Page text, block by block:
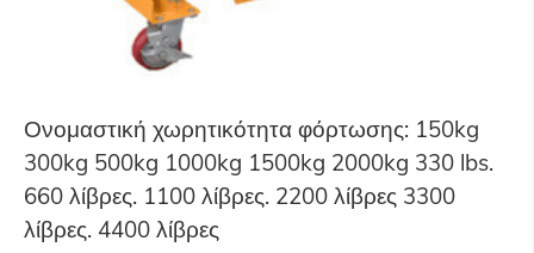
Ονομαστική χωρητικότητα φόρτωσης: 150kg
300kg 500kg 1000kg 1500kg 2000kg 330 lbs.
660 λίβρες. 1100 λίβρες. 2200 λίβρες 3300
λίβρες. 4400 λίβρες